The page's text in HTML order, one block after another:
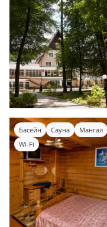
Басейн Сауна
Мангал
Wi-Fi